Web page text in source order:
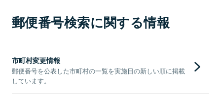
郵便番号検索に関する情報
市町村変更情報
郵便番号を公表した市町村の一覧を実施日の新しい順に掲載
しています。